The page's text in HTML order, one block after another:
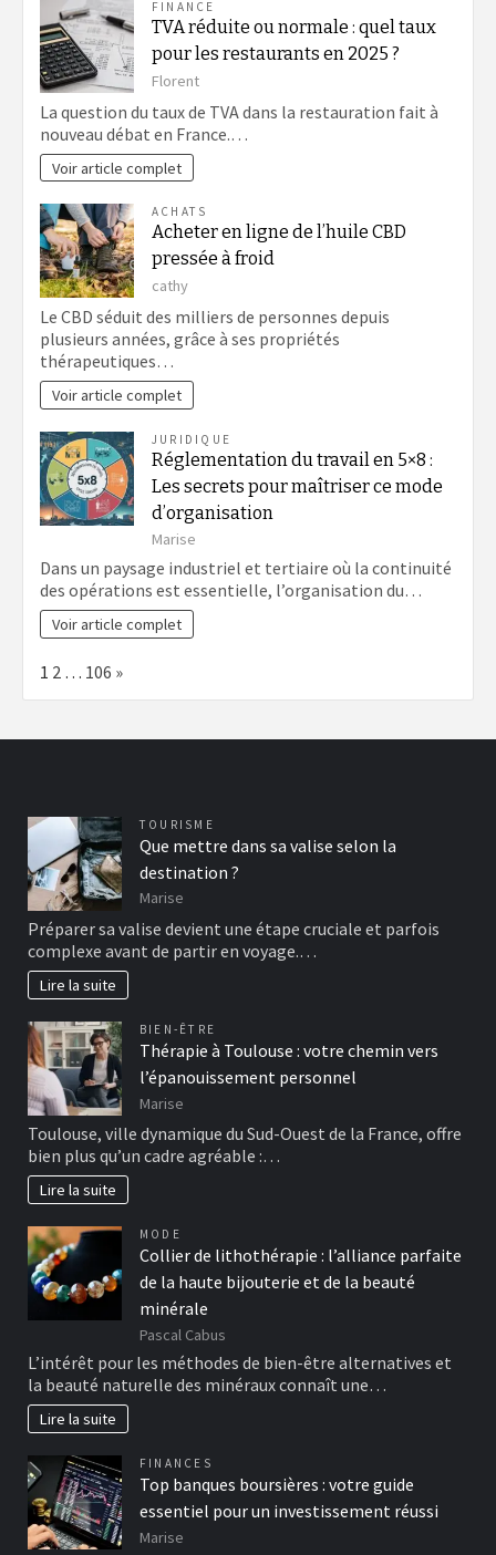
FINANCE
TVA réduite ou normale : quel taux
pour les restaurants en 2025 ?
Florent
La question du taux de TVA dans la restauration fait à
nouveau débat en France.…
Voir article complet
ACHATS
Acheter en ligne de l’huile CBD
pressée à froid
cathy
Le CBD séduit des milliers de personnes depuis
plusieurs années, grâce à ses propriétés
thérapeutiques…
Voir article complet
JURIDIQUE
Réglementation du travail en 5×8 :
Les secrets pour maîtriser ce mode
d’organisation
Marise
Dans un paysage industriel et tertiaire où la continuité
des opérations est essentielle, l’organisation du…
Voir article complet
Page:
1 2 … 106 Next
»
TOURISME
Que mettre dans sa valise selon la
destination ?
Marise
Préparer sa valise devient une étape cruciale et parfois
complexe avant de partir en voyage.…
Lire la suite
BIEN-ÊTRE
Thérapie à Toulouse : votre chemin vers
l’épanouissement personnel
Marise
Toulouse, ville dynamique du Sud-Ouest de la France, offre
bien plus qu’un cadre agréable :…
Lire la suite
MODE
Collier de lithothérapie : l’alliance parfaite
de la haute bijouterie et de la beauté
minérale
Pascal Cabus
L’intérêt pour les méthodes de bien-être alternatives et
la beauté naturelle des minéraux connaît une…
Lire la suite
FINANCES
Top banques boursières : votre guide
essentiel pour un investissement réussi
Marise